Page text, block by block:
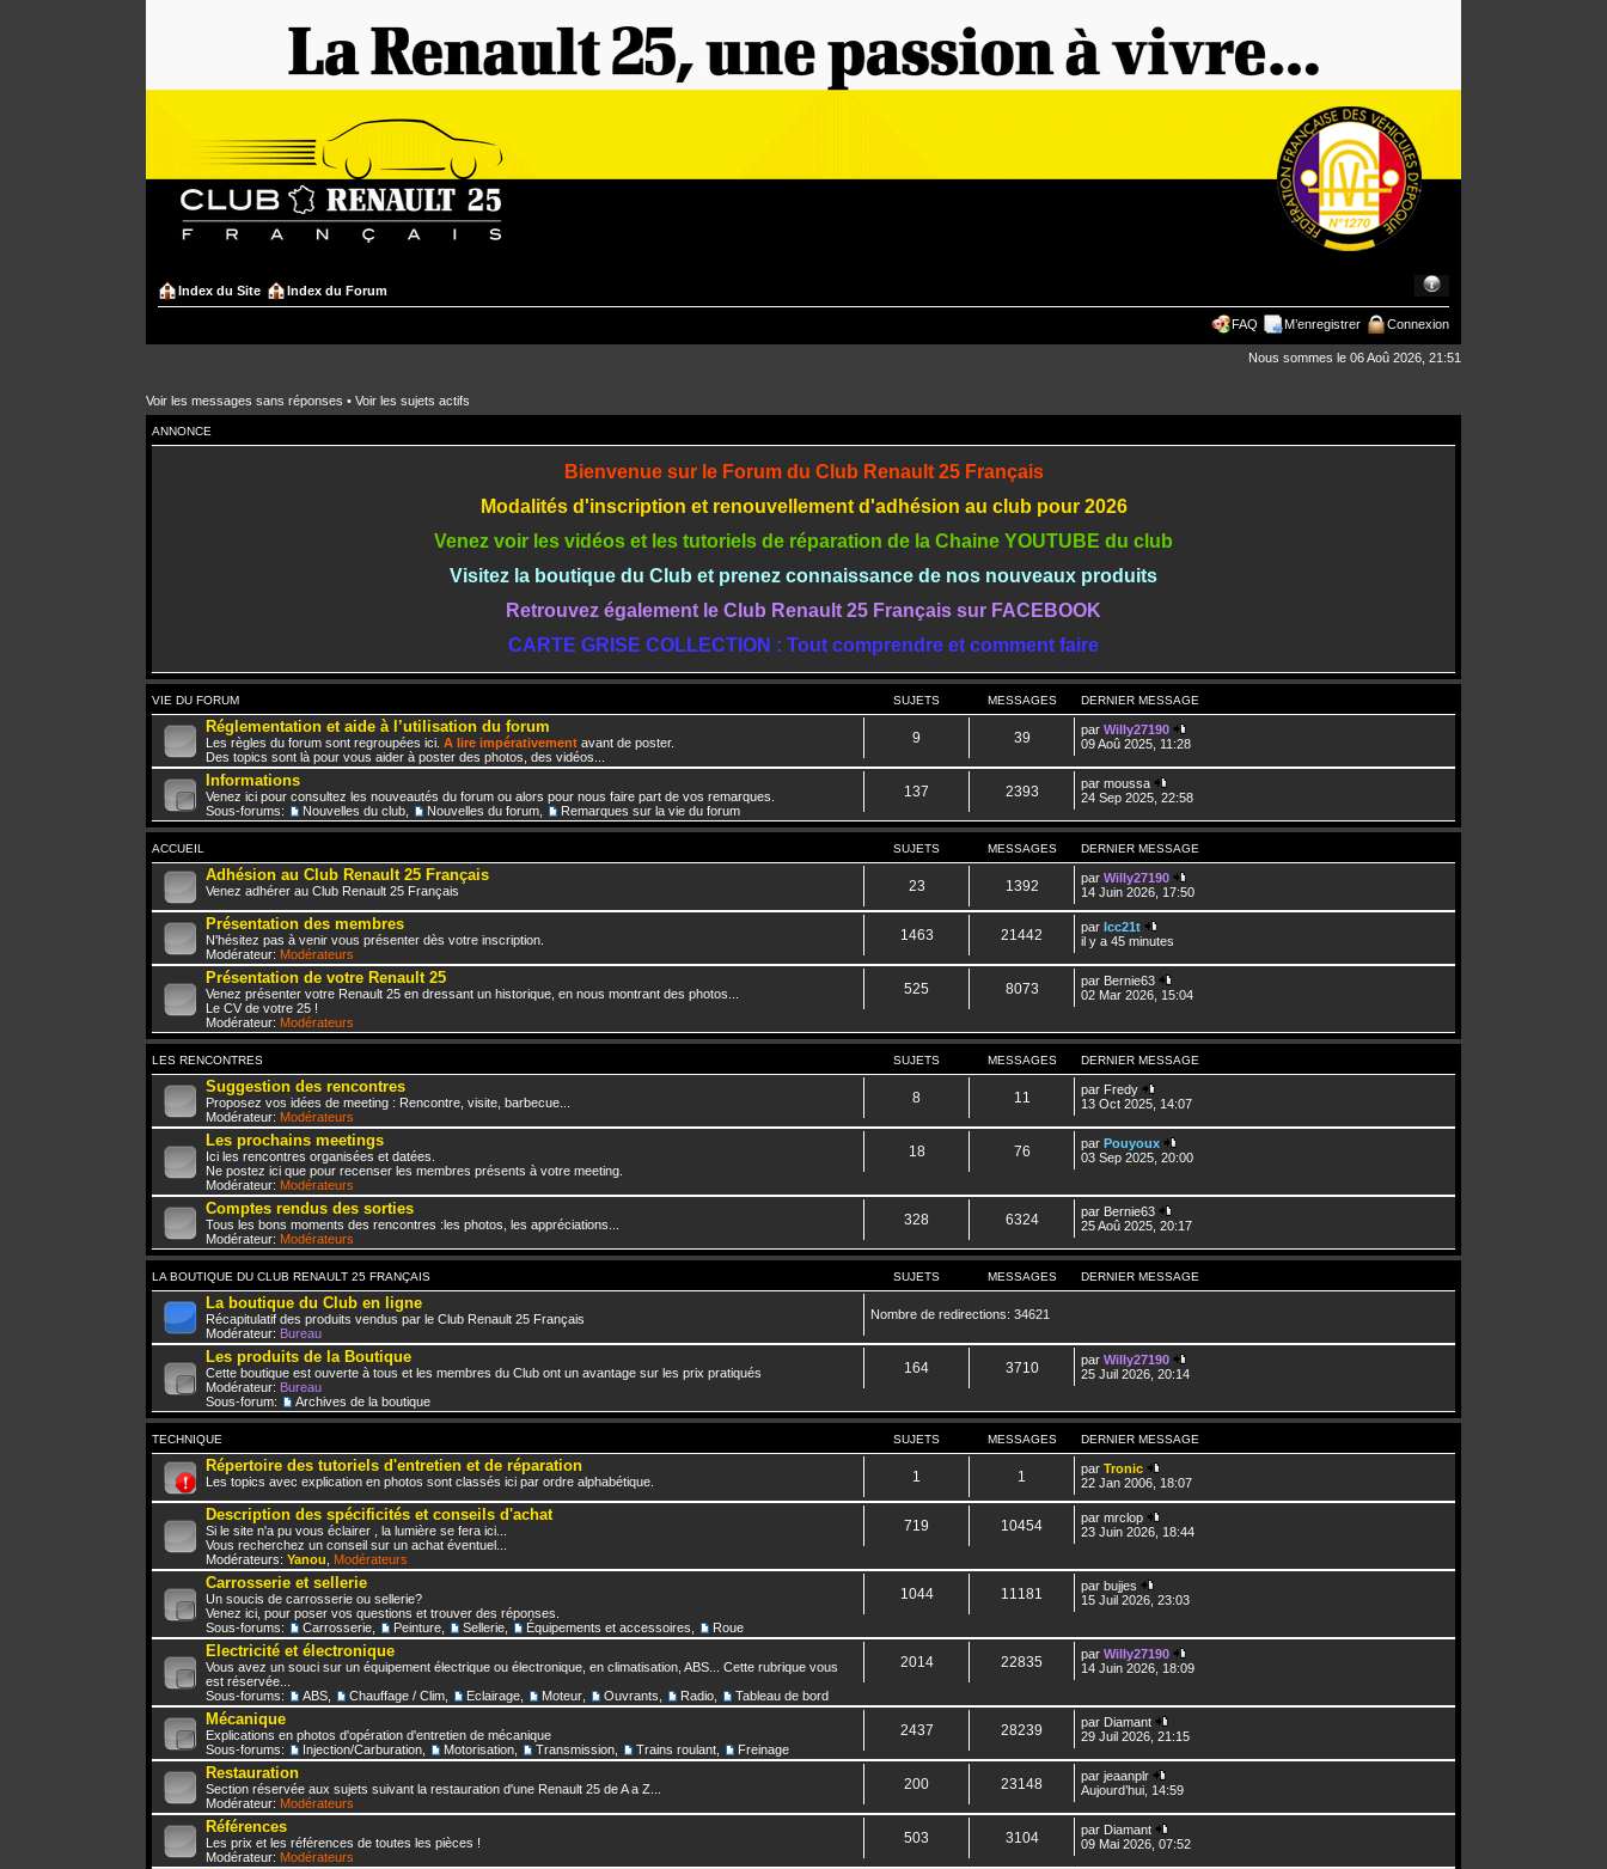
Index du Site Index du Forum
FAQ M’enregistrer Connexion
Nous sommes le 06 Aoû 2026, 21:51
Voir les messages sans réponses • Voir les sujets actifs
ANNONCE
Bienvenue sur le Forum du Club Renault 25 Français
Modalités d'inscription et renouvellement d'adhésion au club pour 2026
Venez voir les vidéos et les tutoriels de réparation de la Chaine YOUTUBE du club
Visitez la boutique du Club et prenez connaissance de nos nouveaux produits
Retrouvez également le Club Renault 25 Français sur FACEBOOK
CARTE GRISE COLLECTION : Tout comprendre et comment faire
VIE DU FORUM SUJETS MESSAGES DERNIER MESSAGE
Réglementation et aide à l’utilisation du forum
Les règles du forum sont regroupées ici. A lire impérativement avant de poster.
Des topics sont là pour vous aider à poster des photos, des vidéos...
9 39 parWilly27190
09 Aoû 2025, 11:28
Informations
Venez ici pour consultez les nouveautés du forum ou alors pour nous faire part de vos remarques.
Sous-forums:
Nouvelles du club Nouvelles du forum Remarques sur la vie du forum
137 2393 parmoussa
24 Sep 2025, 22:58
ACCUEIL SUJETS MESSAGES DERNIER MESSAGE
Adhésion au Club Renault 25 Français
Venez adhérer au Club Renault 25 Français 23 1392 parWilly27190
14 Juin 2026, 17:50
Présentation des membres
N'hésitez pas à venir vous présenter dès votre inscription.
Modérateur: Modérateurs
1463 21442 parlcc21t
il y a 45 minutes
Présentation de votre Renault 25
Venez présenter votre Renault 25 en dressant un historique, en nous montrant des photos...
Le CV de votre 25 !
Modérateur: Modérateurs
525 8073 par Bernie63
02 Mar 2026, 15:04
LES RENCONTRES SUJETS MESSAGES DERNIER MESSAGE
Suggestion des rencontres
Proposez vos idées de meeting : Rencontre, visite, barbecue...
Modérateur: Modérateurs
8 11 par Fredy
13 Oct 2025, 14:07
Les prochains meetings
Ici les rencontres organisées et datées.
Ne postez ici que pour recenser les membres présents à votre meeting.
Modérateur: Modérateurs
18 76 parPouyoux
03 Sep 2025, 20:00
Comptes rendus des sorties
Tous les bons moments des rencontres :les photos, les appréciations...
Modérateur: Modérateurs
328 6324 par Bernie63
25 Aoû 2025, 20:17
LA BOUTIQUE DU CLUB RENAULT 25 FRANÇAIS SUJETS MESSAGES DERNIER MESSAGE
La boutique du Club en ligne
Récapitulatif des produits vendus par le Club Renault 25 Français
Modérateur: Bureau
Nombre de redirections: 34621
Les produits de la Boutique
Cette boutique est ouverte à tous et les membres du Club ont un avantage sur les prix pratiqués
Modérateur: Bureau
Sous-forum:
Archives de la boutique
164 3710 parWilly27190
25 Juil 2026, 20:14
TECHNIQUE SUJETS MESSAGES DERNIER MESSAGE
Répertoire des tutoriels d'entretien et de réparation
Les topics avec explication en photos sont classés ici par ordre alphabétique. 1 1 parTronic
22 Jan 2006, 18:07
Description des spécificités et conseils d'achat
Si le site n'a pu vous éclairer , la lumière se fera ici...
Vous recherchez un conseil sur un achat éventuel...
Modérateurs: Yanou Modérateurs
719 10454 parmrclop
23 Juin 2026, 18:44
Carrosserie et sellerie
Un soucis de carrosserie ou sellerie?
Venez ici, pour poser vos questions et trouver des réponses.
Sous-forums:
Carrosserie Peinture Sellerie Équipements et accessoires Roue
1044 11181 parbujjes
15 Juil 2026, 23:03
Electricité et électronique
Vous avez un souci sur un équipement électrique ou électronique, en climatisation, ABS... Cette rubrique vous
est réservée...
Sous-forums:
ABS Chauffage / Clim Eclairage Moteur Ouvrants Radio Tableau de bord
2014 22835 parWilly27190
14 Juin 2026, 18:09
Mécanique
Explications en photos d'opération d'entretien de mécanique
Sous-forums:
Injection/Carburation Motorisation Transmission Trains roulant Freinage
2437 28239 par Diamant
29 Juil 2026, 21:15
Restauration
Section réservée aux sujets suivant la restauration d'une Renault 25 de A a Z...
Modérateur: Modérateurs
200 23148 parjeaanplr
Aujourd’hui, 14:59
Références
Les prix et les références de toutes les pièces !
Modérateur: Modérateurs
503 3104 par Diamant
09 Mai 2026, 07:52